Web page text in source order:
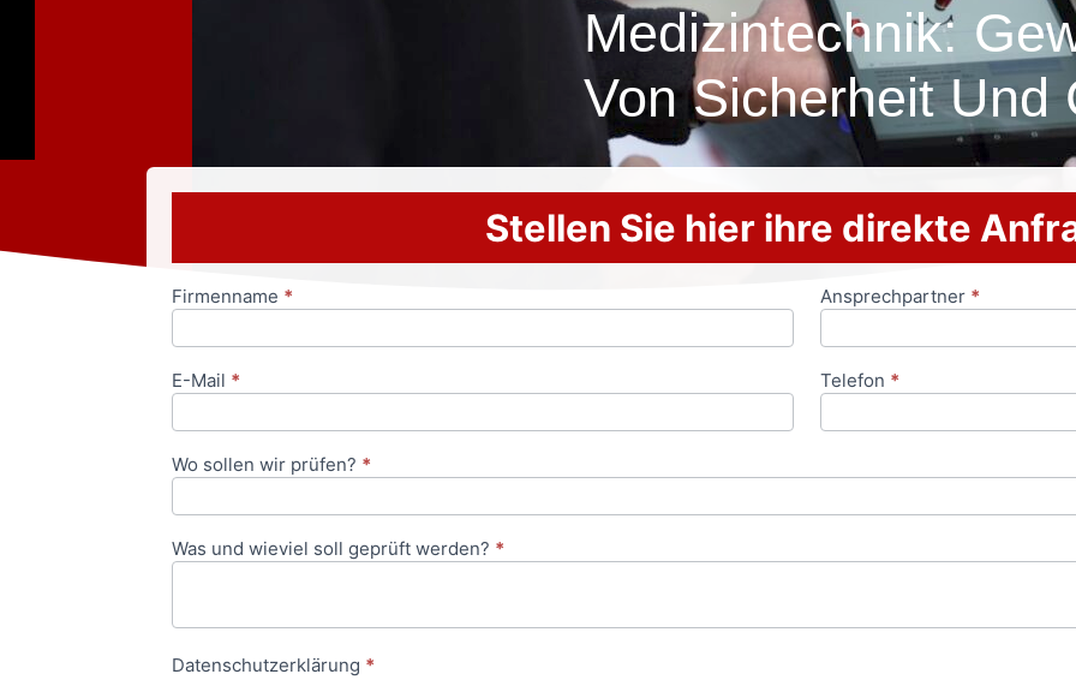
Medizintechnik:
Von Sicherheit Und
Stellen Sie hier ihre direkte
Anfrageformular
Firmenname * Ansprechpartner *
E-Mail * Telefon *
Wo sollen wir prüfen? *
Was und wieviel soll geprüft werden? *
Datenschutzerklärung *